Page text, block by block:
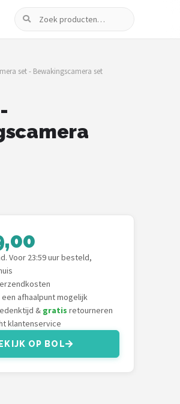
Zoeken
set - Bewakingscamera set
Voor 23:59 uur besteld,
een afhaalpunt mogelijk
& gratis retourneren
klantenservice
OP BOL